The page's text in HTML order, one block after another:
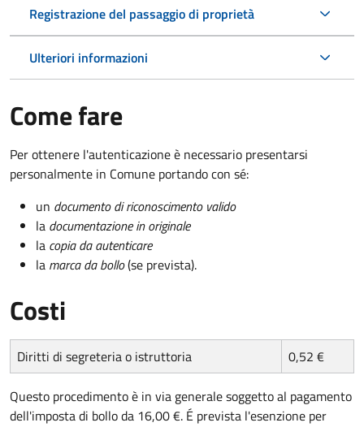
Registrazione del passaggio di proprietà
Ulteriori informazioni
Come fare
Per ottenere l'autenticazione è necessario presentarsi
personalmente in Comune portando con sé:
un documento di riconoscimento valido
la documentazione in originale
la copia da autenticare
la marca da bollo(se prevista).
Costi
Diritti di segreteria o istruttoria 0,52 €
Questo procedimento è in via generale soggetto al pagamento
dell'imposta di bollo da 16,00 €. É prevista l'esenzione per